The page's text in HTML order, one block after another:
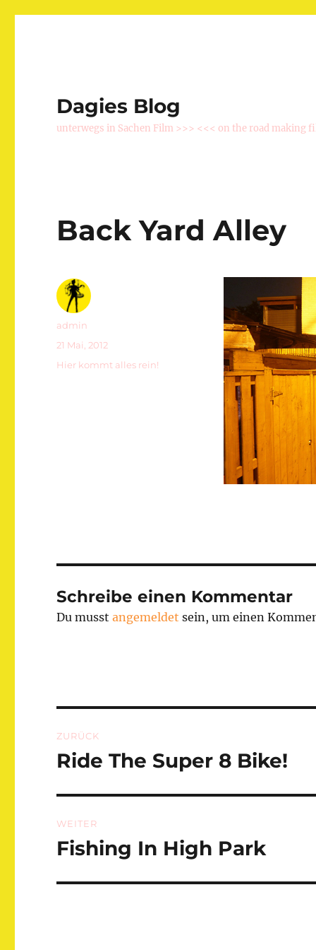
Dagies Blog
unterwegs in Sachen Film >>> <<< on the road making
Back Yard Alley
Autor
admin
Veröffentlicht
am
21 Mai, 2012
Kategorien
Hier kommt alles rein!
Schreibe einen Kommentar
Du musstangemeldet sein, um einen
ZURÜCK
Vorheriger
Ride The Super 8 Bike!
WEITER
Nächster
Fishing In High Park